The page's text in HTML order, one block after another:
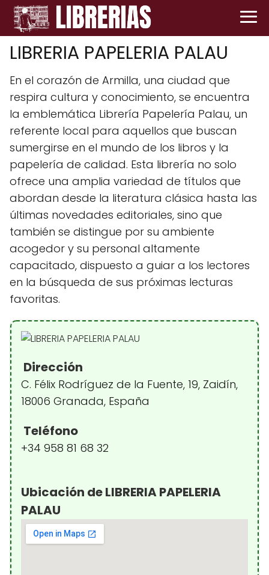
LIBRERIA PAPELERIA PALAU
En el corazón de Armilla, una ciudad que
respira cultura y conocimiento, se encuentra
la emblemática Librería Papelería Palau, un
referente local para aquellos que buscan
sumergirse en el mundo de los libros y la
papelería de calidad. Esta librería no solo
ofrece una amplia variedad de títulos que
abordan desde la literatura clásica hasta las
últimas novedades editoriales, sino que
también se distingue por su ambiente
acogedor y su personal altamente
capacitado, dispuesto a guiar a los lectores
en la búsqueda de sus próximas lecturas
favoritas.
Dirección
C. Félix Rodríguez de la Fuente, 19, Zaidín,
18006 Granada, España
Teléfono
+34 958 81 68 32
Ubicación de LIBRERIA PAPELERIA
PALAU